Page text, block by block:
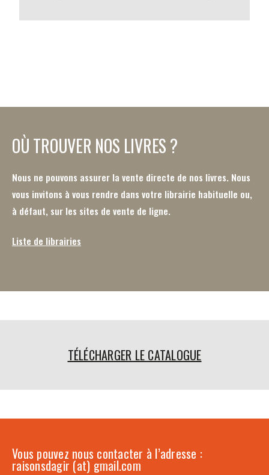
OÙ TROUVER NOS LIVRES ?
Nous ne pouvons assurer la vente directe de nos livres. Nous
vous invitons à vous rendre dans votre librairie habituelle ou,
à défaut, sur les sites de vente de ligne.
Liste de librairies
TÉLÉCHARGER LE CATALOGUE
Vous pouvez nous contacter à l’adresse :
raisonsdagir (at) gmail.com